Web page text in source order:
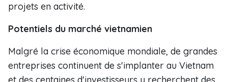
projets en activité.
Potentiels du marché vietnamien
Malgré la crise économique mondiale, de grandes
entreprises continuent de s'implanter au Vietnam